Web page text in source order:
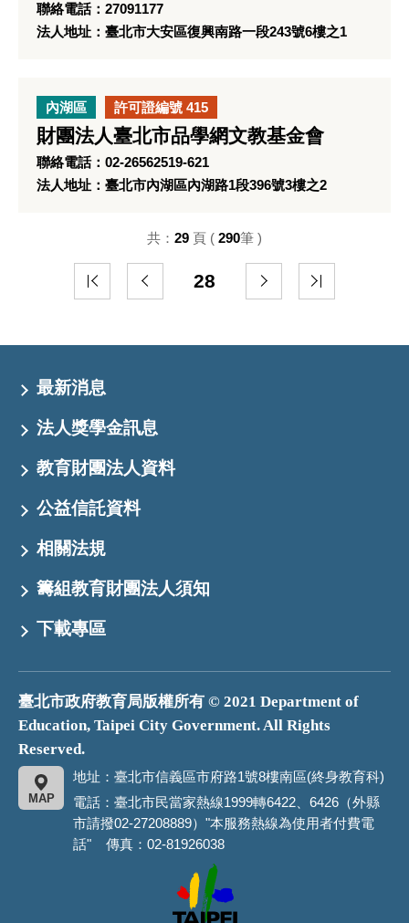
聯絡電話：27091177
法人地址：臺北市大安區復興南路一段243號6樓之1
內湖區 許可證編號 415
財團法人臺北市品學網文教基金會
聯絡電話：02-26562519-621
法人地址：臺北市內湖區內湖路1段396號3樓之2
28
共： 29 頁 ( 290筆 )
最新消息
法人獎學金訊息
教育財團法人資料
公益信託資料
相關法規
籌組教育財團法人須知
下載專區
臺北市政府教育局版權所有 © 2021 Department of
Education, Taipei City Government. All Rights
Reserved.
地址：臺北市信義區市府路1號8樓南區(終身教育科)
MAP
電話：臺北市民當家熱線1999轉6422、6426（外縣
市請撥02-27208889）"本服務熱線為使用者付費電
話" 傳真：02-81926038
市
政